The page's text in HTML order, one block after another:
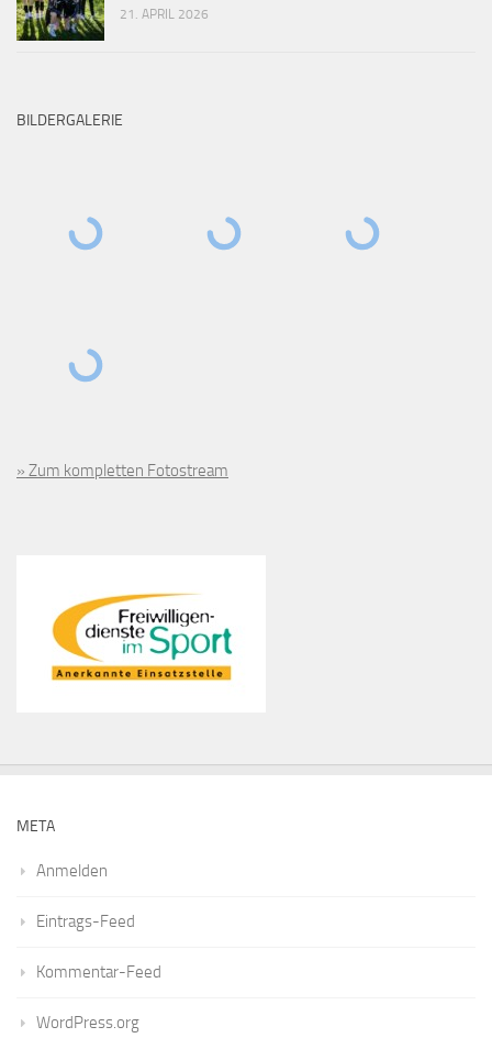
21. APRIL 2026
BILDERGALERIE
» Zum kompletten Fotostream
META
Anmelden
Eintrags-Feed
Kommentar-Feed
WordPress.org